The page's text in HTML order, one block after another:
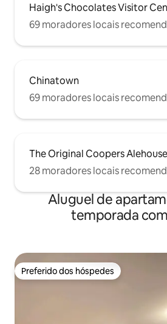
Haigh's Chocolates Visitor
69 moradores locais
Chinatown
69 moradores locais
The Original Coopers Alehouse
28 moradores locais
Aluguel de
temporada
Preferido dos hóspedes
Preferido dos hóspedes